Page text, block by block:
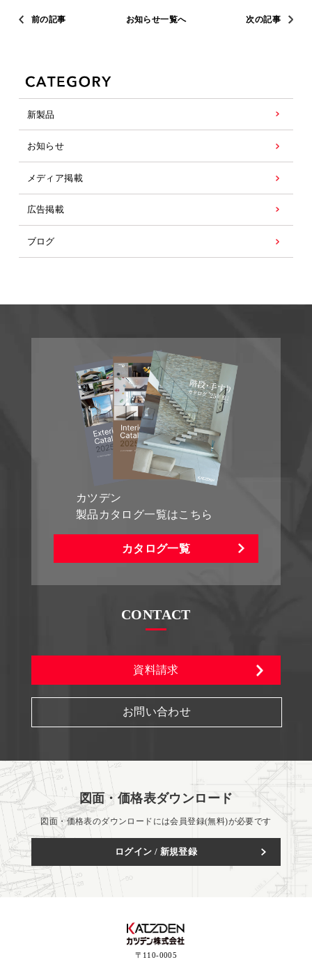
前の記事 お知らせ一覧へ 次の記事
新製品
お知らせ
メディア掲載
広告掲載
ブログ
カツデン
製品カタログ一覧はこちら
カタログ一覧
CONTACT
資料請求
お問い合わせ
図面・価格表ダウンロード
図面・価格表のダウンロードには会員登録(無料)が必要です
ログイン / 新規登録
〒110-0005